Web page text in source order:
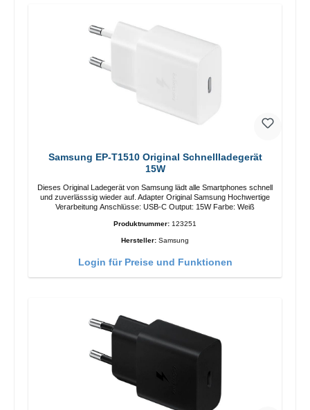
Samsung EP-T1510 Original Schnellladegerät
15W
Dieses Original Ladegerät von Samsung lädt alle Smartphones schnell
und zuverlässsig wieder auf. Adapter Original Samsung Hochwertige
Verarbeitung Anschlüsse: USB-C Output: 15W Farbe: Weiß
Produktnummer: 123251
Hersteller: Samsung
Login für Preise und Funktionen